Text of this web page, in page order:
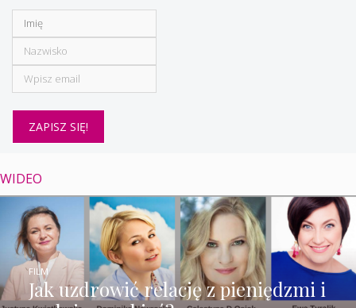
WIDEO
Jak uzdrowić relację z pieniędzmi i
FILM